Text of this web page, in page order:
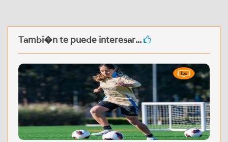
Tambi�n te puede interesar...